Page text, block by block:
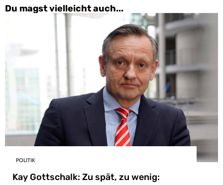
Du magst vielleicht auch...
POLITIK
Kay Gottschalk: Zu spät, zu wenig: